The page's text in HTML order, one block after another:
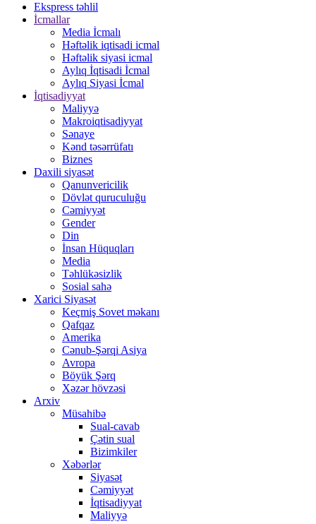
Ekspress təhlil
İcmallar
Media İcmalı
Həftəlik iqtisadi icmal
Həftəlik siyasi icmal
Aylıq İqtisadi İcmal
Aylıq Siyasi İcmal
İqtisadiyyat
Maliyyə
Makroiqtisadiyyat
Sənaye
Kənd təsərrüfatı
Biznes
Daxili siyasət
Qanunvericilik
Dövlət quruculuğu
Cəmiyyət
Gender
Din
İnsan Hüquqları
Media
Təhlükəsizlik
Sosial sahə
Xarici Siyasət
Keçmiş Sovet məkanı
Qafqaz
Amerika
Cənub-Şərqi Asiya
Avropa
Böyük Şərq
Xəzər hövzəsi
Arxiv
Müsahibə
Sual-cavab
Çətin sual
Bizimkiler
Xəbərlər
Siyasət
Cəmiyyət
İqtisadiyyat
Maliyyə